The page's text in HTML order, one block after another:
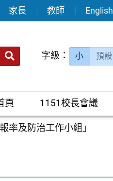
家長 教師 English
送出 字級： 小 預設
頁 1151校長會議
率及防治工作小組」